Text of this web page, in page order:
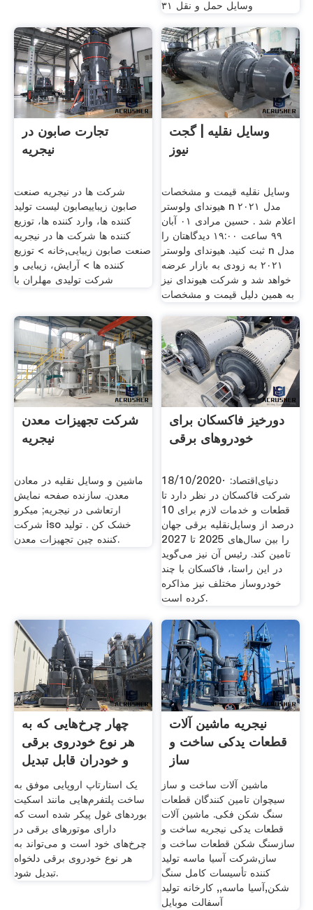
وسایل حمل و نقل ۳۱
تجارت صابون در
نیجریه
شرکت ها در نیجریه صنعت
صابون زیباییصابون لیست تولید
کننده ها، وارد کننده ها، توزیع
کننده ها شرکت ها در نیجریه
صنعت صابون زیبایی,خانه > توزیع
کننده ها > آرایش، زیبایی و
شرکت تولیدی مهلران با
وسایل نقلیه | گجت
نیوز
وسایل نقلیه قیمت و مشخصات
هیوندای ولوستر n مدل ۲۰۲۱
اعلام شد . حسین مرادی ۰۱ آبان
۹۹ ساعت ۱۹:۰۰ دیدگاهتان را
ثبت کنید. هیوندای ولوستر n مدل
۲۰۲۱ به زودی به بازار عرضه
خواهد شد و شرکت هیوندای نیز
به همین دلیل قیمت و مشخصات
شرکت تجهیزات معدن
نیجریه
ماشین و وسایل نقلیه در معادن
معدن. سازنده صفحه نمایش
ارتعاشی در نیجریه; میکرو
شرکت iso خشک کن . تولید
کننده چین تجهیزات معدن.
دورخیز فاکسکان برای
خودروهای برقی
18/10/2020· دنیای‌اقتصاد:
شرکت فاکسکان در نظر دارد تا
قطعات و خدمات لازم برای 10
درصد از وسایل‌نقلیه برقی جهان
را بین سال‌های 2025 تا 2027
تامین کند. رئیس آن نیز می‌گوید
در این راستا، فاکسکان با چند
خودروساز مختلف نیز مذاکره
کرده است.
چهار چرخ‌هایی که به
هر نوع خودروی برقی
و خودران قابل تبدیل
یک استارتاپ اروپایی موفق به
ساخت پلتفرم‌هایی مانند اسکیت
بوردهای غول پیکر شده است که
دارای موتورهای برقی در
چرخ‌های خود است و می‌تواند به
هر نوع خودروی برقی دلخواه
تبدیل شود.
نیجریه ماشین آلات
قطعات یدکی ساخت و
ساز
ماشین آلات ساخت و ساز
سیچوان تامین کنندگان قطعات
سنگ شکن فکی. ماشین آلات
قطعات یدکی نیجریه ساخت و
سازسنگ شکن قطعات ساخت و
ساز,شرکت آسیا ماسه توليد
كننده تأسيسات كامل سنگ
شکن,آسیا ماسه,, کارخانه تولید
آسفالت موبایل